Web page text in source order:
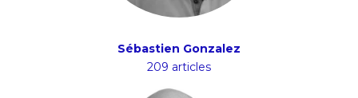
Sébastien Gonzalez
209 articles